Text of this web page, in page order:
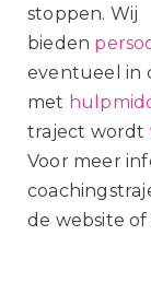
stoppen. Wij
bieden
eventueel in
met
traject wordt
Voor meer
de website